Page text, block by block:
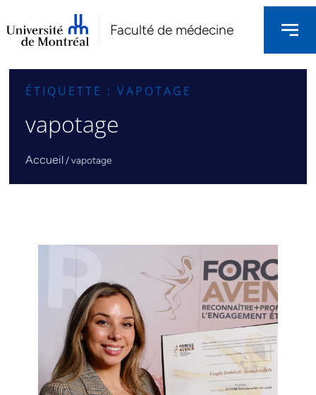
Faculté de médecine
ÉTIQUETTE : VAPOTAGE
vapotage
Accueil /vapotage